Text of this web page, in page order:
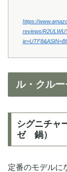
https://
reviews/
ル・クル
シグニチャ
ゼ 鍋）
定番のモデルに